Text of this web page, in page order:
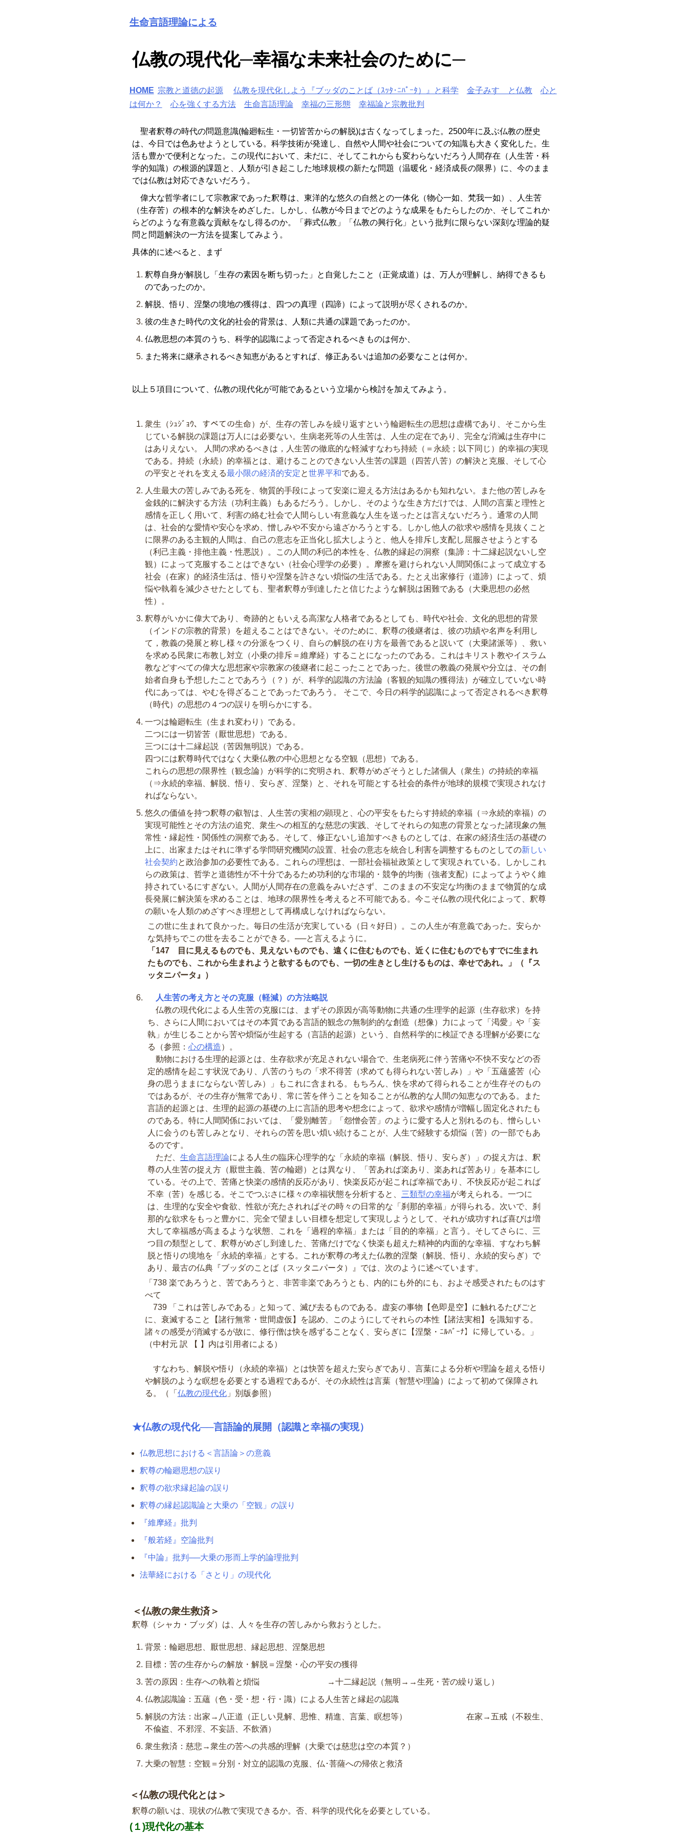
生命言語理論による
仏教の現代化─幸福な未来社会のために─
HOME 宗教と道徳の起源 仏教を現代化しよう 『ブッダのことば（ｽｯﾀ･ﾆﾊﾟｰﾀ）』と科学 金子みすゞと仏教
心と
は何か？
心を強くする方法 生命言語理論 幸福の三形態 幸福論と宗教批判
聖者釈尊の時代の問題意識(輪廻転生・一切皆苦からの解脱)は古くなってしまった。2500年に及ぶ仏教の歴史
は、今日では色あせようとしている。科学技術が発達し、自然や人間や社会についての知識も大きく変化した。生
活も豊かで便利となった。この現代において、未だに、そしてこれからも変わらないだろう人間存在（人生苦・科
学的知識）の根源的課題と、人類が引き起こした地球規模の新たな問題（温暖化・経済成長の限界）に、今のまま
では仏教は対応できないだろう。
偉大な哲学者にして宗教家であった釈尊は、東洋的な悠久の自然との一体化（物心一如、梵我一如）、人生苦
（生存苦）の根本的な解決をめざした。しかし、仏教が今日までどのような成果をもたらしたのか、そしてこれか
らどのような有意義な貢献をなし得るのか。「葬式仏教」「仏教の興行化」という批判に限らない深刻な理論的疑
問と問題解決の一方法を提案してみよう。
具体的に述べると、まず
釈尊自身が解脱し「生存の素因を断ち切った」と自覚したこと（正覚成道）は、万人が理解し、納得できるも
のであったのか。
解脱、悟り、涅槃の境地の獲得は、四つの真理（四諦）によって説明が尽くされるのか。
彼の生きた時代の文化的社会的背景は、人類に共通の課題であったのか。
仏教思想の本質のうち、科学的認識によって否定されるべきものは何か、
また将来に継承されるべき知恵があるとすれば、修正あるいは追加の必要なことは何か。
以上５項目について、仏教の現代化が可能であるという立場から検討を加えてみよう。
衆生（ｼｭｼﾞｮｳ、すべての生命）が、生存の苦しみを繰り返すという輪廻転生の思想は虚構であり、そこから生
じている解脱の課題は万人には必要ない。生病老死等の人生苦は、人生の定在であり、完全な消滅は生存中に
はありえない。 人間の求めるべきは，人生苦の徹底的な軽減すなわち持続（＝永続；以下同じ）的幸福の実現
である。持続（永続）的幸福とは、避けることのできない人生苦の課題（四苦八苦）の解決と克服、そして心
の平安とそれを支える最小限の経済的安定と世界平和である。
人生最大の苦しみである死を、物質的手段によって安楽に迎える方法はあるかも知れない。また他の苦しみを
金銭的に解決する方法（功利主義）もあるだろう。しかし、そのような生き方だけでは、人間の言葉と理性と
感情を正しく用いて、利害の絡む社会で人間らしい有意義な人生を送ったとは言えないだろう。通常の人間
は、社会的な愛情や安心を求め、憎しみや不安から遠ざかろうとする。しかし他人の欲求や感情を見抜くこと
に限界のある主観的人間は、自己の意志を正当化し拡大しようと、他人を排斥し支配し屈服させようとする
（利己主義・排他主義・性悪説）。この人間の利己的本性を、仏教的縁起の洞察（集諦：十二縁起説ないし空
観）によって克服することはできない（社会心理学の必要）。摩擦を避けられない人間関係によって成立する
社会（在家）的経済生活は、悟りや涅槃を許さない煩悩の生活である。たとえ出家修行（道諦）によって、煩
悩や執着を減少させたとしても、聖者釈尊が到達したと信じたような解脱は困難である（大乗思想の必然
性）。
釈尊がいかに偉大であり、奇跡的ともいえる高潔な人格者であるとしても、時代や社会、文化的思想的背景
（インドの宗教的背景）を超えることはできない。そのために、釈尊の後継者は、彼の功績や名声を利用し
て，教義の発展と称し様々の分派をつくり、自らの解脱の在り方を最善であると説いて（大乗諸派等）、救い
を求める民衆に布教し対立（小乗の排斥＝維摩経）することになったのである。これはキリスト教やイスラム
教などすべての偉大な思想家や宗教家の後継者に起こったことであった。後世の教義の発展や分立は、その創
始者自身も予想したことであろう（？）が、科学的認識の方法論（客観的知識の獲得法）が確立していない時
代にあっては、やむを得ざることであったであろう。 そこで、今日の科学的認識によって否定されるべき釈尊
（時代）の思想の４つの誤りを明らかにする。
一つは輪廻転生（生まれ変わり）である。
二つには一切皆苦（厭世思想）である。
三つには十二縁起説（苦因無明説）である。
四つには釈尊時代ではなく大乗仏教の中心思想となる空観（思想）である。
これらの思想の限界性（観念論）が科学的に究明され、釈尊がめざそうとした諸個人（衆生）の持続的幸福
（⇒永続的幸福、解脱、悟り、安らぎ、涅槃）と、それを可能とする社会的条件が地球的規模で実現されなけ
ればならない。
悠久の価値を持つ釈尊の叡智は、人生苦の実相の顕現と、心の平安をもたらす持続的幸福（⇒永続的幸福）の
実現可能性とその方法の追究、衆生への相互的な慈悲の実践、そしてそれらの知恵の背景となった諸現象の無
常性・縁起性・関係性の洞察である。そして、修正ないし追加すべきものとしては、在家の経済生活の基礎の
上に、出家またはそれに準ずる学問研究機関の設置、社会の意志を統合し利害を調整するものとしての新しい
社会契約と政治参加の必要性である。これらの理想は、一部社会福祉政策として実現されている。しかしこれ
らの政策は、哲学と道徳性が不十分であるため功利的な市場的・競争的均衡（強者支配）によってようやく維
持されているにすぎない。人間が人間存在の意義をみいださず、このままの不安定な均衡のままで物質的な成
長発展に解決策を求めることは、地球の限界性を考えると不可能である。今こそ仏教の現代化によって、釈尊
の願いを人類のめざすべき理想として再構成しなければならない。
この世に生まれて良かった。毎日の生活が充実している（日々好日）。この人生が有意義であった。安らか
な気持ちでこの世を去ることができる。──と言えるように。
「147 目に見えるものでも、見えないものでも、遠くに住むものでも、近くに住むものでもすでに生まれ
たものでも、これから生まれようと欲するものでも、一切の生きとし生けるものは、幸せであれ。」（『ス
ッタニパータ』）
人生苦の考え方とその克服（軽減）の方法略説
仏教の現代化による人生苦の克服には、まずその原因が高等動物に共通の生理学的起源（生存欲求）を持
ち、さらに人間においてはその本質である言語的観念の無制約的な創造（想像）力によって「渇愛」や「妄
執」が生じることから苦や煩悩が生起する（言語的起源）という、自然科学的に検証できる理解が必要にな
る（参照： 心の構造）。
動物における生理的起源とは、生存欲求が充足されない場合で、生老病死に伴う苦痛や不快不安などの否
定的感情を起こす状況であり、八苦のうちの「求不得苦（求めても得られない苦しみ）」や「五蘊盛苦（心
身の思うままにならない苦しみ）」もこれに含まれる。もちろん、快を求めて得られることが生存そのもの
ではあるが、その生存が無常であり、常に苦を伴うことを知ることが仏教的な人間の知恵なのである。また
言語的起源とは、生理的起源の基礎の上に言語的思考や想念によって、欲求や感情が増幅し固定化されたも
のである。特に人間関係においては、「愛別離苦」「怨憎会苦」のように愛する人と別れるのも、憎らしい
人に会うのも苦しみとなり、それらの苦を思い煩い続けることが、人生で経験する煩悩（苦）の一部でもあ
るのです。
ただ、 生命言語理論による人生の臨床心理学的な「永続的幸福（解脱、悟り、安らぎ）」の捉え方は、釈
尊の人生苦の捉え方（厭世主義、苦の輪廻）とは異なり、「苦あれば楽あり、楽あれば苦あり」を基本にし
ている。その上で、苦痛と快楽の感情的反応があり、快楽反応が起これば幸福であり、不快反応が起これば
不幸（苦）を感じる。そこでつぶさに様々の幸福状態を分析すると、 三類型の幸福が考えられる。一つに
は、生理的な安全や食欲、性欲が充たされればその時々の日常的な「刹那的幸福」が得られる。次いで、刹
那的な欲求をもっと豊かに、完全で望ましい目標を想定して実現しようとして、それが成功すれば喜びは増
大して幸福感が高まるような状態、これを「過程的幸福」または「目的的幸福」と言う。そしてさらに、三
つ目の類型として、釈尊がめざし到達した、苦痛だけでなく快楽も超えた精神的内面的な幸福、すなわち解
脱と悟りの境地を「永続的幸福」とする。これが釈尊の考えた仏教的涅槃（解脱、悟り、永続的安らぎ）で
あり、最古の仏典『ブッダのことば（スッタニパータ）』では、次のように述べています。
「738 楽であろうと、苦であろうと、非苦非楽であろうとも、内的にも外的にも、およそ感受されたものはす
べて
739 「これは苦しみである」と知って、滅び去るものである。虚妄の事物【色即是空】に触れるたびごと
に、衰滅すること【諸行無常・世間虚仮】を認め、このようにしてそれらの本性【諸法実相】を識知する。
諸々の感受が消滅するが故に、修行僧は快を感ずることなく、安らぎに【涅槃・ﾆﾙﾊﾞｰﾅ】に帰している。」
（中村元 訳 【 】内は引用者による）
すなわち、解脱や悟り（永続的幸福）とは快苦を超えた安らぎであり、言葉による分析や理論を超える悟り
や解脱のような瞑想を必要とする過程であるが、その永続性は言葉（智慧や理論）によって初めて保障され
る。（「 仏教の現代化」別版参照）
★仏教の現代化──言語論的展開（認識と幸福の実現）
仏教思想における＜言語論＞の意義
釈尊の輪廻思想の誤り
釈尊の欲求縁起論の誤り
釈尊の縁起認識論と大乗の「空観」の誤り
『維摩経』批判
『般若経』空論批判
『中論』批判──大乗の形而上学的論理批判
法華経における「さとり」の現代化
＜仏教の衆生救済＞
釈尊（シャカ・ブッダ）は、人々を生存の苦しみから救おうとした。
背景：輪廻思想、厭世思想、縁起思想、涅槃思想
目標：苦の生存からの解放・解脱＝涅槃・心の平安の獲得
苦の原因：生存への執着と煩悩 →十二縁起説（無明→→生死・苦の繰り返し）
仏教認識論：五蘊（色・受・想・行・識）による人生苦と縁起の認識
解脱の方法：出家→八正道（正しい見解、思惟、精進、言葉、瞑想等） 在家→五戒（不殺生、
不偸盗、不邪淫、不妄語、不飲酒）
衆生救済：慈悲→衆生の苦への共感的理解（大乗では慈悲は空の本質？）
大乗の智慧：空観＝分別・対立的認識の克服、仏･菩薩への帰依と救済
＜仏教の現代化とは＞
釈尊の願いは、現状の仏教で実現できるか。否、科学的現代化を必要としている。
(１)現代化の基本